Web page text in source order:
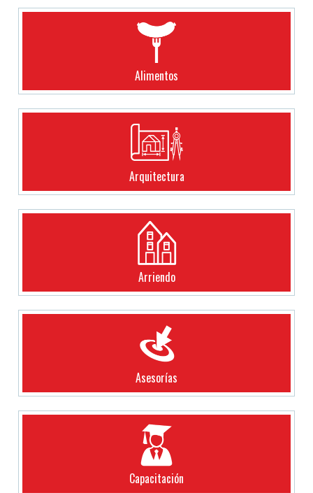
Alimentos
Arquitectura
Arriendo
Asesorías
Capacitación